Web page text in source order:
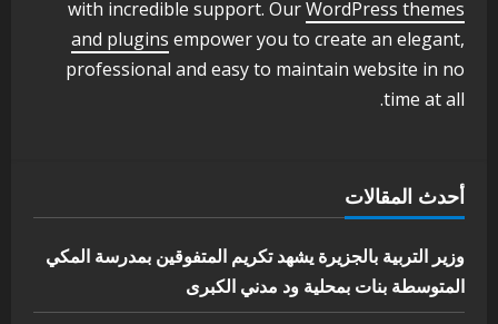
اخر الاخبار الاخبار
مدير إدارة الجودة و التطوير الإداري
بوزارة التربية تشارك الملتقي التنسيقي
5
البيئة بالمحلية
يوليو 29, 2026
with incredible support. OurWordPress themes
and plugins empower you to create an elegant,
professional and easy to maintain website in no
time at all.
أحدث المقالات
وزير التربية بالجزيرة يشهد تكريم المتفوقين بمدرسة المكي
المتوسطة بنات بمحلية ود مدني الكبرى